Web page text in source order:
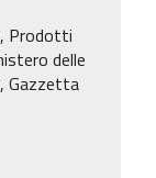
Prodotti
delle
Gazzetta